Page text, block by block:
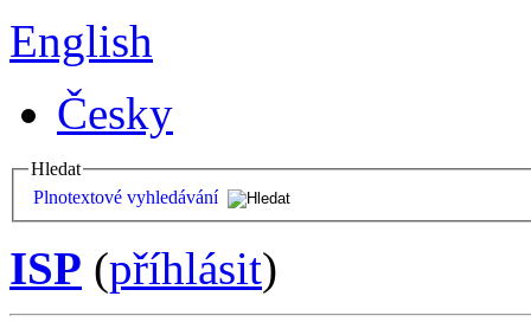
English
Česky
Hledat
Plnotextové vyhledávání
ISP (příhlásit)